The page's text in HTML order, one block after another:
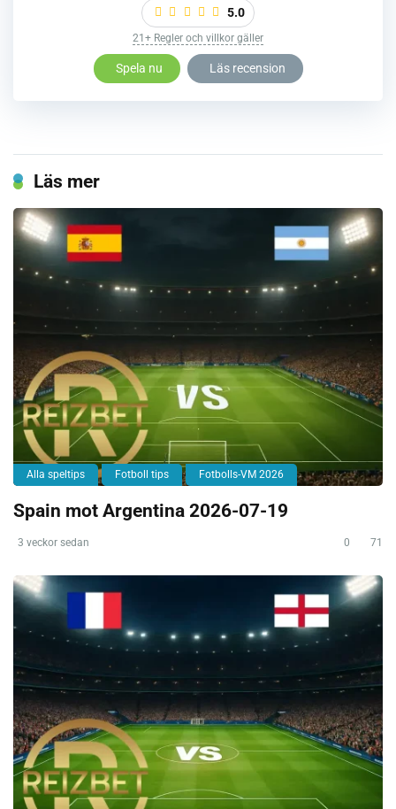
5.0
21+ Regler och villkor gäller
Spela nu Läs recension
Läs mer
Alla speltips Fotboll tips Fotbolls-VM 2026
Spain mot Argentina 2026-07-19
3 veckor sedan 0 71